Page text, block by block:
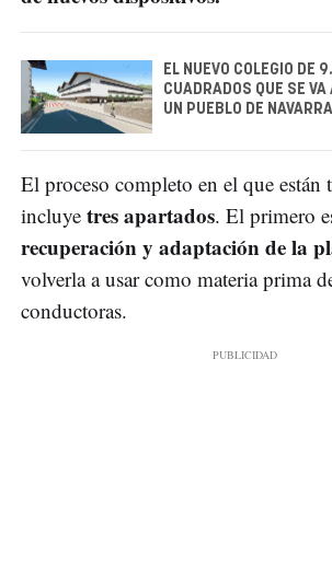
EL NUEVO COLEGIO DE
CUADRADOS QUE SE VA
UN PUEBLO DE NAVARRA
El proceso completo en el que están
incluye tres apartados. El primero
recuperación y adaptación de la
volverla a usar como materia prima
conductoras.